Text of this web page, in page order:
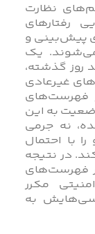
نظارت
رفتارهای
پیش‌بینی و
می‌شوند. یک
گذشته،
غیرعادی
فهرست‌های
به این
نه جرمی
با احتمال
در نتیجه
فهرست‌های
مکرر
به